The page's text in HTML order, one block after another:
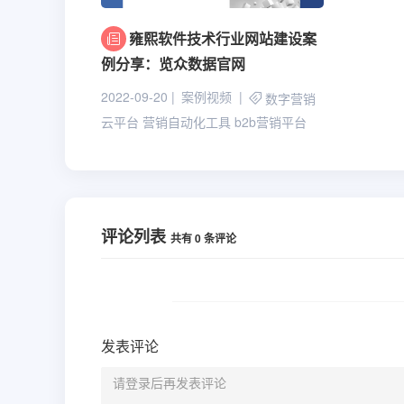
雍熙软件技术行业网站建设案
例分享：览众数据官网
2022-09-20 案例视频
数字营销
云平台 营销自动化工具 b2b营销平台
评论列表 共有0条评论
发表评论